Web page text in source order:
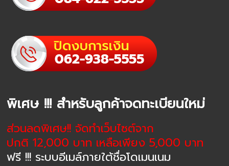
พิเศษ !!! สำหรับลูกค้าจดทะเบียนใหม่
ส่วนลดพิเศษ!! จัดทำเว็บไซต์จาก
ปกติ 12,000 บาท เหลือเพียง 5,000 บาท
ฟรี !!! ระบบอีเมล์ภายใต้ชื่อโดเมนเนม